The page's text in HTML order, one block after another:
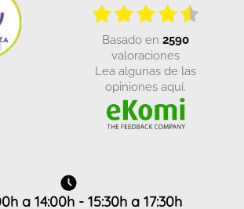
basado en 2590
valoraciones
Lea algunas de las
opiniones aquí.
a 14:00h - 15:30h a 17:30h